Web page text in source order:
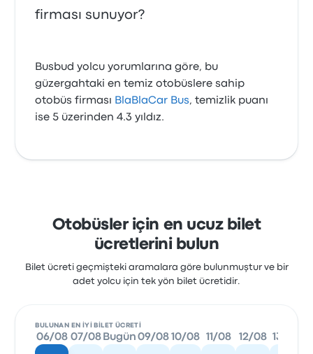
firması sunuyor?
Busbud yolcu yorumlarına göre, bu
güzergahtaki en temiz otobüslere sahip
otobüs firması BlaBlaCar Bus, temizlik puanı
ise 5 üzerinden 4.3 yıldız.
Otobüsler için en ucuz bilet
ücretlerini bulun
Bilet ücreti geçmişteki aramalara göre bulunmuştur ve bir
adet yolcu için tek yön bilet ücretidir.
BULUNAN EN IYI BILET ÜCRETI
06/08 07/08 Bugün 09/08 10/08 11/08 12/08 13/08